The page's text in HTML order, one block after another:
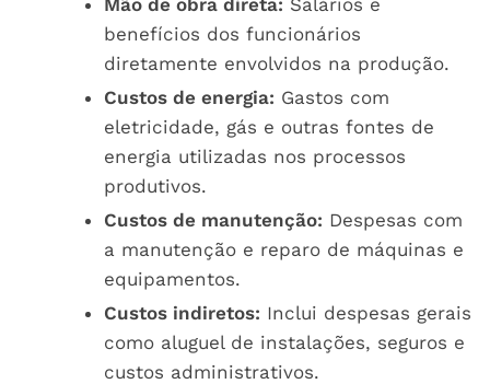
benefícios dos funcionários
diretamente envolvidos na produção.
Custos de energia: Gastos com
eletricidade, gás e outras fontes de
energia utilizadas nos processos
produtivos.
Custos de manutenção: Despesas com
a manutenção e reparo de máquinas e
equipamentos.
Custos indiretos: Inclui despesas gerais
como aluguel de instalações, seguros e
custos administrativos.